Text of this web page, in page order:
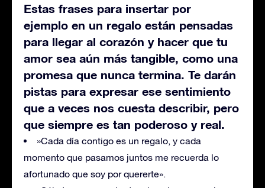
Estas frases para insertar por
ejemplo en un regalo están pensadas
para llegar al corazón y hacer que tu
amor sea aún más tangible, como una
promesa que nunca termina. Te darán
pistas para expresar ese sentimiento
que a veces nos cuesta describir, pero
que siempre es tan poderoso y real.
»Cada día contigo es un regalo, y cada
momento que pasamos juntos me recuerda lo
afortunado que soy por quererte».